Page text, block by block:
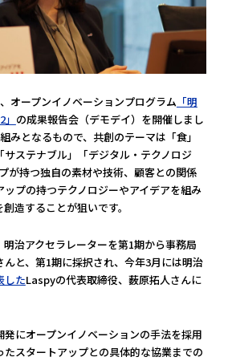
オープンイノベーションプログラム 「明
の成果報告会（デモデイ）を開催しまし
みとなるもので、共創のテーマは「食」
サステナブル」「デジタル・テクノロジ
が持つ独自の素材や技術、顧客との関係
プの持つテクノロジーやアイデアを組み
造することが狙いです。
治アクセラレーターを第1期から事務局
んと、第1期に採択され、今年3月には明治
したLaspyの代表取締役、薮原拓人さんに
にオープンイノベーションの手法を採用
たスタートアップとの具体的な協業までの